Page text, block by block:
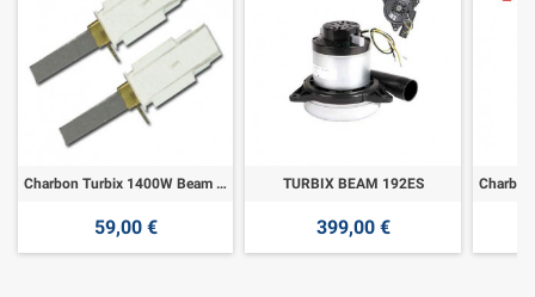
Charbon Turbix 1400W Beam System
59,00 €
TURBIX BEAM 192ES
399,00 €